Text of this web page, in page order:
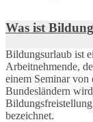
Was ist
Bildungsurlaub ist
Arbeitnehmende,
einem Seminar von
Bundesländern
bezeichnet.